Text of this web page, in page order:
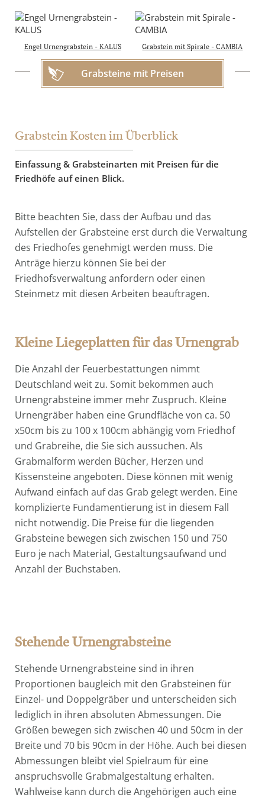
& Aufbau in D, A & CH
4.450 €
Engel Urnengrabstein - KALUS Grabstein mit Spirale - CAMBIA
Grabsteine mit Preisen
Grabstein Kosten im Überblick
Einfassung & Grabsteinarten mit Preisen für die
Friedhöfe auf einen Blick.
Bitte beachten Sie, dass der Aufbau und das
Aufstellen der Grabsteine erst durch die Verwaltung
des Friedhofes genehmigt werden muss. Die
Anträge hierzu können Sie bei der
Friedhofsverwaltung anfordern oder einen
Steinmetz mit diesen Arbeiten beauftragen.
Kleine Liegeplatten für das Urnengrab
Die Anzahl der Feuerbestattungen nimmt
Deutschland weit zu. Somit bekommen auch
Urnengrabsteine immer mehr Zuspruch. Kleine
Urnengräber haben eine Grundfläche von ca. 50
x50cm bis zu 100 x 100cm abhängig vom Friedhof
und Grabreihe, die Sie sich aussuchen. Als
Grabmalform werden Bücher, Herzen und
Kissensteine angeboten. Diese können mit wenig
Aufwand einfach auf das Grab gelegt werden. Eine
komplizierte Fundamentierung ist in diesem Fall
nicht notwendig. Die Preise für die liegenden
Grabsteine bewegen sich zwischen 150 und 750
Euro je nach Material, Gestaltungsaufwand und
Anzahl der Buchstaben.
Stehende Urnengrabsteine
Stehende Urnengrabsteine sind in ihren
Proportionen baugleich mit den Grabsteinen für
Einzel- und Doppelgräber und unterscheiden sich
lediglich in ihren absoluten Abmessungen. Die
Größen bewegen sich zwischen 40 und 50cm in der
Breite und 70 bis 90cm in der Höhe. Auch bei diesen
Abmessungen bleibt viel Spielraum für eine
anspruchsvolle Grabmalgestaltung erhalten.
Wahlweise kann durch die Angehörigen auch eine